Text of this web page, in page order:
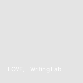
LOVE Writing Lab